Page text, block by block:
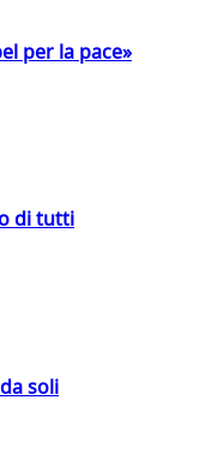
per la pace»
di tutti
soli